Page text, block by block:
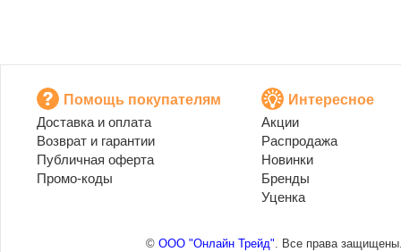
Помощь покупателям
Доставка и оплата
Возврат и гарантии
Публичная оферта
Промо-коды
Интересное
Акции
Распродажа
Новинки
Бренды
Уценка
© ООО "Онлайн Трейд". Все права